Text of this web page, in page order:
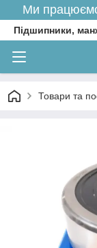
Ми
Підшипники,
Товари та